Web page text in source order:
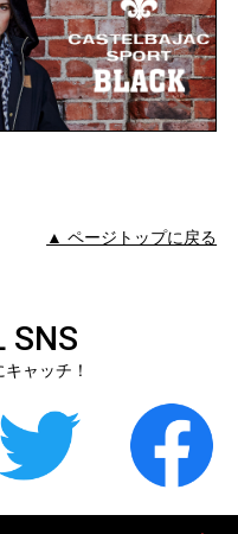
▲ ページトップに戻る
SNS
ャッチ！